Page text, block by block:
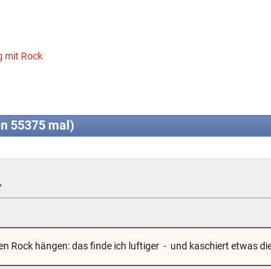
mit Rock
55375 mal)
Rock hängen: das finde ich luftiger - und kaschiert etwas